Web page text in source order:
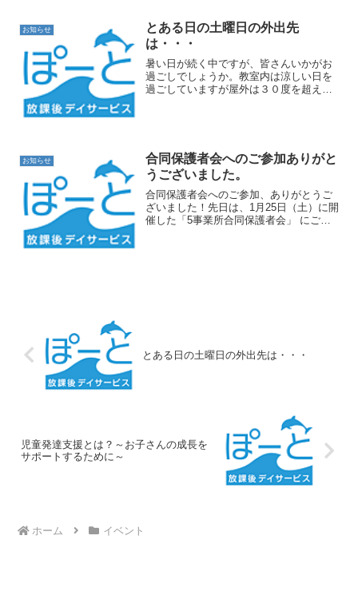
中市新町で行なわれているこども神輿に
参加してきました！...
お知らせ
とある日の土曜日の外出先
は・・・
暑い日が続く中ですが、皆さんいかがお
過ごしでしょうか。教室内は涼しい日を
過ごしていますが屋外は３０度を超える
お知らせ
合同保護者会へのご参加ありがと
うございました。
合同保護者会へのご参加、ありがとうご
ざいました！先日は、1月25日（土）に開
催した「5事業所合同保護者会」 にご参
とある日の土曜日の外出先は・・・
児童発達支援とは？～お子さんの成長を
サポートするために～
ホーム イベント